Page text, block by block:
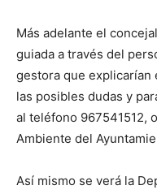
Más adelante el
guiada a través del
gestora que explicarían
las posibles dudas y
al teléfono 967541512,
Ambiente del
Así mismo se verá la